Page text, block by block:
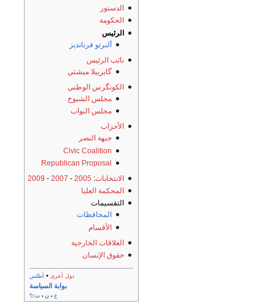
الدستور
الحكومة
الرئيس
ألبرتو فرنانديز
نائب الرئيس
گابرييلا ميشتي
الكونگرس الوطني
مجلس الشيوخ
مجلس النواب
الأحزاب
جبهة النصر
Civic Coalition
Republican Proposal
الانتخابات:
2005
-
2007
-
2009
المحكمة العليا
التقسيمات
المحافظات
الأقسام
العلاقات الخارجية
حقوق الإنسان
دول أخرى• أطلس
بوابة السياسة
ع • ن • ت